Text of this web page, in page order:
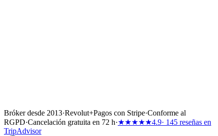
Bróker desde 2013·Revolut+Pagos con Stripe·Conforme al
RGPD·Cancelación gratuita en 72 h·★★★★★4.9· 145 reseñas en
TripAdvisor